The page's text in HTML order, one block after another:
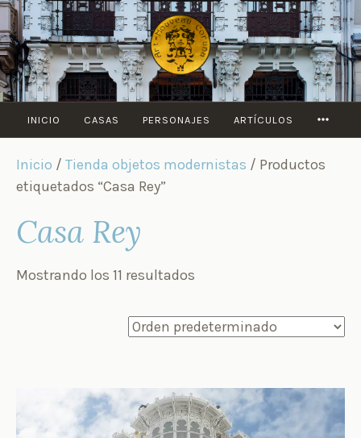
Saltar
al
contenido
INICIO CASAS PERSONAJES ARTÍCULOS
Inicio / Tienda objetos modernistas / Productos
etiquetados “Casa Rey”
Casa Rey
Mostrando los 11 resultados